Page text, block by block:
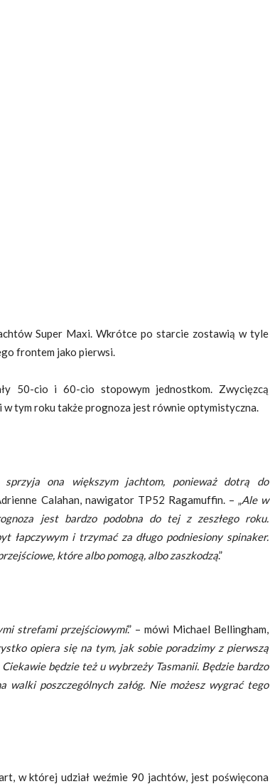
Super Maxi. Wkrótce po starcie zostawią w tyle
frontem jako pierwsi.
50-cio i 60-cio stopowym jednostkom. Zwycięzcą
tym roku także prognoza jest równie optymistyczna.
ona większym jachtom, ponieważ dotrą do
Calahan, nawigator TP52 Ragamuffin. – „ Ale w
jest bardzo podobna do tej z zeszłego roku.
łapczywym i trzymać za długo podniesiony spinaker.
które albo pomogą, albo zaszkodzą.”
strefami przejściowymi.” – mówi Michael Bellingham,
opiera się na tym, jak sobie poradzimy z pierwszą
będzie też u wybrzeży Tasmanii. Będzie bardzo
poszczególnych załóg. Nie możesz wygrać tego
w której udział weźmie 90 jachtów, jest poświęcona